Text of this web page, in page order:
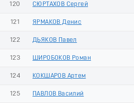
120 СЮРТАХОВ Сергей
121 ЯРМАКОВ Денис
122 ДЬЯКОВ Павел
123 ШИРОБОКОВ Роман
124 КОКШАРОВ Артем
125 ПАВЛОВ Василий